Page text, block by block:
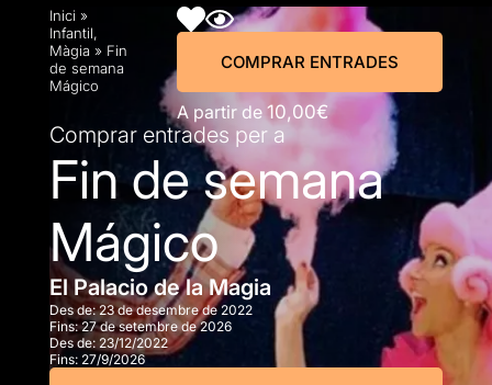
Inici »
Infantil,
Màgia » Fin
de semana
Mágico
A partir de 10,00€
COMPRAR ENTRADES
Comprar entrades per a
Fin de semana
Mágico
El Palacio de la Magia
Des de:23 de desembre de 2022
Fins:27 de setembre de 2026
Des de: 23/12/2022
Fins: 27/9/2026